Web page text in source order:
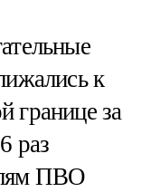
к
границе за
раз
ПВО